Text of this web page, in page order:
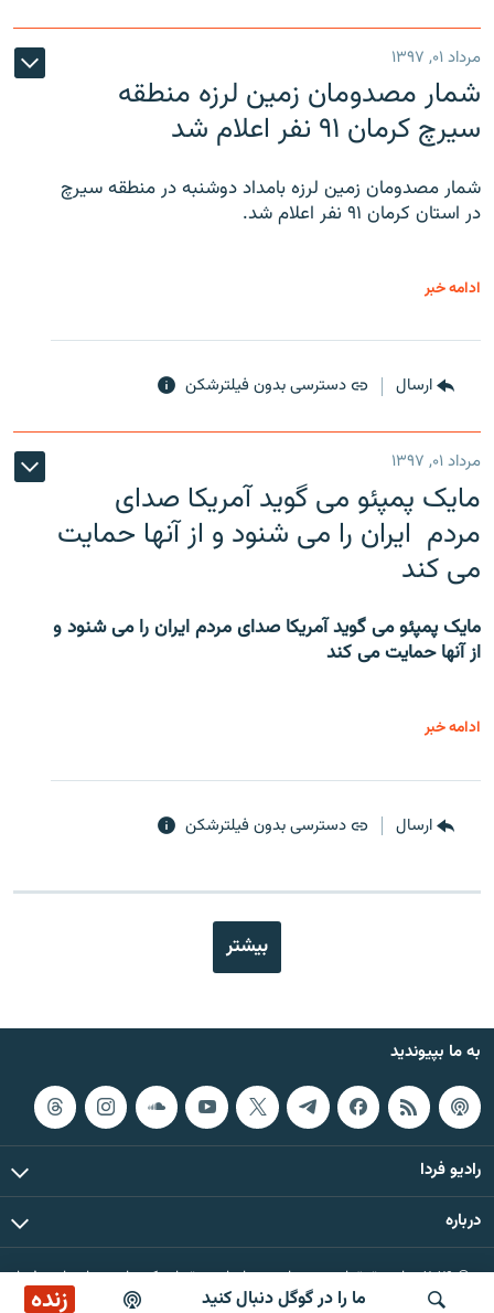
ما را در گوگل دنبال کنید زنده
مرداد ۰۱, ۱۳۹۷
شمار مصدومان زمین لرزه منطقه
سیرچ کرمان ۹۱ نفر اعلام شد
شمار مصدومان زمین لرزه بامداد دوشنبه در منطقه سیرچ
در استان کرمان ۹۱ نفر اعلام شد.
ادامه خبر
ارسال دسترسی بدون فیلترشکن
مرداد ۰۱, ۱۳۹۷
مایک پمپئو می گوید آمریکا صدای
مردم ایران را می شنود و از آنها حمایت
می کند
مایک پمپئو می گوید آمریکا صدای مردم ایران را می شنود و
از آنها حمایت می کند
ادامه خبر
ارسال دسترسی بدون فیلترشکن
بیشتر
به ما بپیوندید
رادیو فردا
درباره
© ۲۰۲۶ تمام حقوق این وب‌سایت، بر اساس مقررات کپی‌رایت، برای رادیو فردا
محفوظ است.